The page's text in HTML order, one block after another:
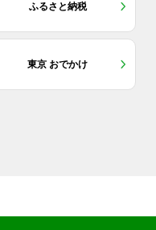
ふるさと納税
東京 おでかけ